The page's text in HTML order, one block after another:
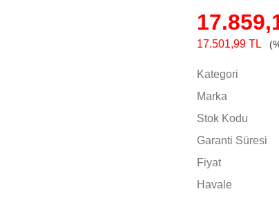
17.501,99 TL
Kategori
Marka
Stok Kodu
Garanti Süresi
Fiyat
Havale